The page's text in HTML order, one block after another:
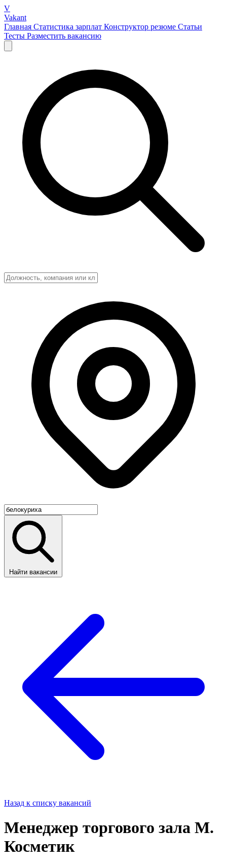
V
Vakant
Главная Статистика зарплат Конструктор резюме Статьи
Тесты Разместить вакансию
Найти вакансии
Назад к списку вакансий
Менеджер торгового зала М.
Косметик